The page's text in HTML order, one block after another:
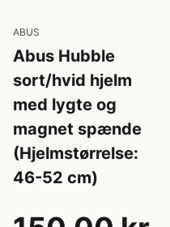
ABUS
Abus Hubble
sort/hvid hjelm
med lygte og
magnet spænde
(Hjelmstørrelse:
46-52 cm)